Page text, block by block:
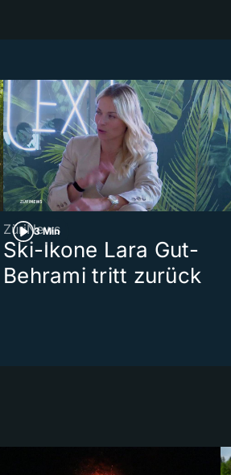
3 Min
ZüriNews
Ski-Ikone Lara Gut-
Behrami tritt zurück